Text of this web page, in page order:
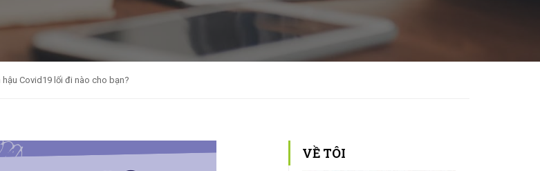
hậu Covid19 lối đi nào cho bạn?
VỀ TÔI